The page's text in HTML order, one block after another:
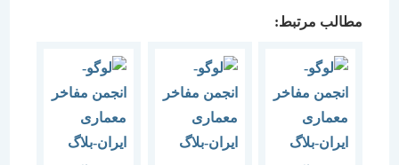
مطالب مرتبط: